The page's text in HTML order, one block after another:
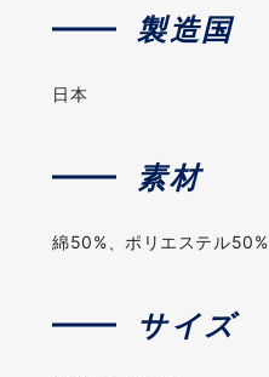
製造国
日本
素材
綿50%、ポリエステル50%
サイズ